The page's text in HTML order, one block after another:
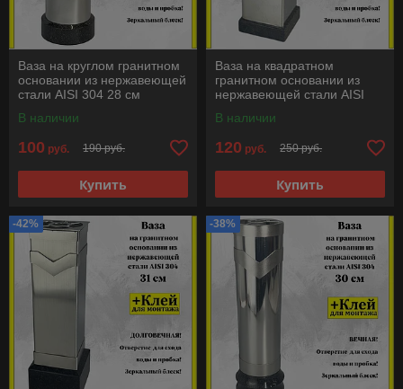
Ваза на круглом гранитном
основании из нержавеющей
стали AISI 304 28 см
В наличии
100 руб. 190 руб.
Купить
Ваза на квадратном
гранитном основании из
нержавеющей стали AISI
В наличии
120 руб. 250 руб.
Купить
-42% -38%